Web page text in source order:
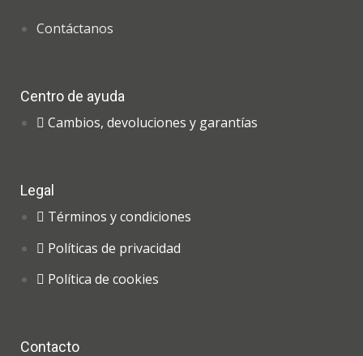
Contáctanos
Centro de ayuda
Cambios, devoluciones y garantías
Legal
Términos y condiciones
Políticas de privacidad
Política de cookies
Contacto